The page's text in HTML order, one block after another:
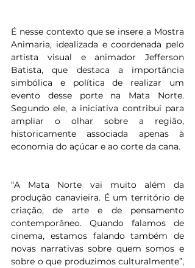
É nesse contexto que se insere a Mostra
Animaria, idealizada e coordenada pelo
artista visual e animador Jefferson
Batista, que destaca a importância
simbólica e política de realizar um
evento desse porte na Mata Norte.
Segundo ele, a iniciativa contribui para
ampliar o olhar sobre a região,
historicamente associada apenas à
economia do açúcar e ao corte da cana.
“A Mata Norte vai muito além da
produção canavieira. É um território de
criação, de arte e de pensamento
contemporâneo. Quando falamos de
cinema, estamos falando também de
novas narrativas sobre quem somos e
sobre o que produzimos culturalmente”,